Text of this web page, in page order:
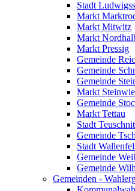
Stadt
Markt
Markt Mitwitz
Markt
Markt Pressig
Gemeinde
Gemeinde
Gemeinde
Markt
Gemeinde
Markt Tettau
Stadt
Gemeinde
Stadt
Gemeinde
Gemeinde
Gemeinden -